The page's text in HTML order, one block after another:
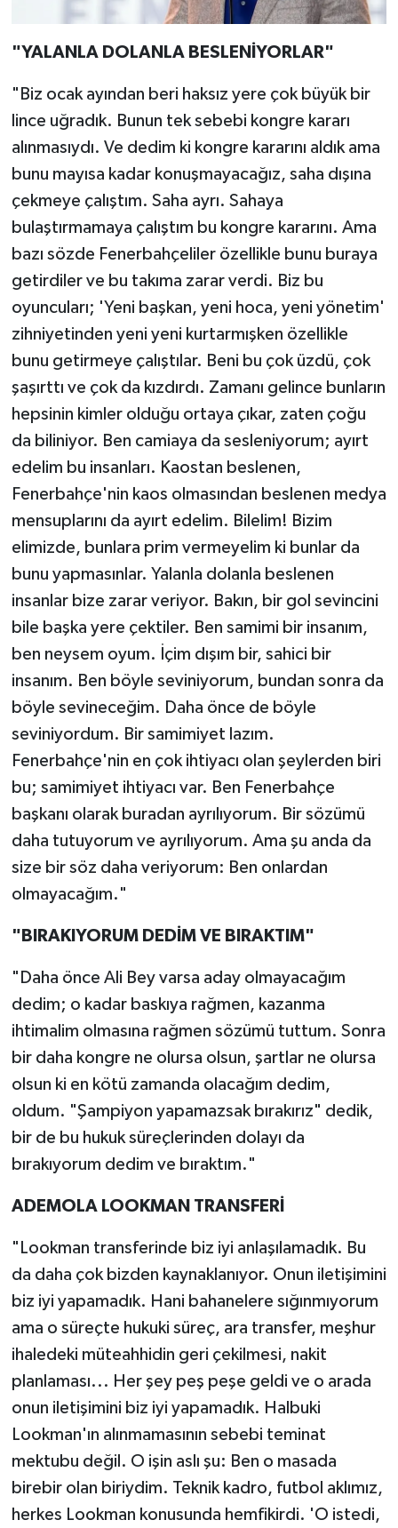
"YALANLA DOLANLA BESLENİYORLAR"
"Biz ocak ayından beri haksız yere çok büyük bir
lince uğradık. Bunun tek sebebi kongre kararı
alınmasıydı. Ve dedim ki kongre kararını aldık ama
bunu mayısa kadar konuşmayacağız, saha dışına
çekmeye çalıştım. Saha ayrı. Sahaya
bulaştırmamaya çalıştım bu kongre kararını. Ama
bazı sözde Fenerbahçeliler özellikle bunu buraya
getirdiler ve bu takıma zarar verdi. Biz bu
oyuncuları; 'Yeni başkan, yeni hoca, yeni yönetim'
zihniyetinden yeni yeni kurtarmışken özellikle
bunu getirmeye çalıştılar. Beni bu çok üzdü, çok
şaşırttı ve çok da kızdırdı. Zamanı gelince bunların
hepsinin kimler olduğu ortaya çıkar, zaten çoğu
da biliniyor. Ben camiaya da sesleniyorum; ayırt
edelim bu insanları. Kaostan beslenen,
Fenerbahçe'nin kaos olmasından beslenen medya
mensuplarını da ayırt edelim. Bilelim! Bizim
elimizde, bunlara prim vermeyelim ki bunlar da
bunu yapmasınlar. Yalanla dolanla beslenen
insanlar bize zarar veriyor. Bakın, bir gol sevincini
bile başka yere çektiler. Ben samimi bir insanım,
ben neysem oyum. İçim dışım bir, sahici bir
insanım. Ben böyle seviniyorum, bundan sonra da
böyle sevineceğim. Daha önce de böyle
seviniyordum. Bir samimiyet lazım.
Fenerbahçe'nin en çok ihtiyacı olan şeylerden biri
bu; samimiyet ihtiyacı var. Ben Fenerbahçe
başkanı olarak buradan ayrılıyorum. Bir sözümü
daha tutuyorum ve ayrılıyorum. Ama şu anda da
size bir söz daha veriyorum: Ben onlardan
olmayacağım."
"BIRAKIYORUM DEDİM VE BIRAKTIM"
"Daha önce Ali Bey varsa aday olmayacağım
dedim; o kadar baskıya rağmen, kazanma
ihtimalim olmasına rağmen sözümü tuttum. Sonra
bir daha kongre ne olursa olsun, şartlar ne olursa
olsun ki en kötü zamanda olacağım dedim,
oldum. "Şampiyon yapamazsak bırakırız" dedik,
bir de bu hukuk süreçlerinden dolayı da
bırakıyorum dedim ve bıraktım."
ADEMOLA LOOKMAN TRANSFERİ
"Lookman transferinde biz iyi anlaşılamadık. Bu
da daha çok bizden kaynaklanıyor. Onun iletişimini
biz iyi yapamadık. Hani bahanelere sığınmıyorum
ama o süreçte hukuki süreç, ara transfer, meşhur
ihaledeki müteahhidin geri çekilmesi, nakit
planlaması... Her şey peş peşe geldi ve o arada
onun iletişimini biz iyi yapamadık. Halbuki
Lookman'ın alınmamasının sebebi teminat
mektubu değil. O işin aslı şu: Ben o masada
birebir olan biriydim. Teknik kadro, futbol aklımız,
herkes Lookman konusunda hemfikirdi. 'O istedi,